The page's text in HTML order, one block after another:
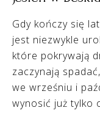
Gdy kończy się
jest niezwykle
które pokrywają
zaczynają
we wrześniu i
wynosić już tylko